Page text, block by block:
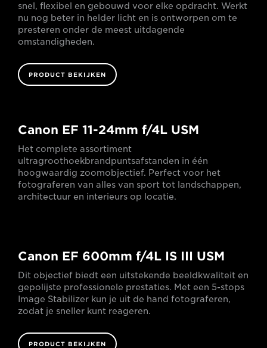
snel, flexibel en gebouwd voor elke opdracht. Werkt
nu nog beter in helder licht en is ontworpen om te
presteren onder de meest uitdagende
omstandigheden.
PRODUCT BEKIJKEN
Canon EF 11-24mm f/4L USM
Het complete assortiment
ultragroothoekbrandpuntsafstanden in één
hoogwaardig zoomobjectief. Perfect voor het
fotograferen van alles van sport tot landschappen,
architectuur en interieurs op locatie.
Canon EF 600mm f/4L IS III USM
Dit objectief biedt een uitstekende beeldkwaliteit en
gepolijste professionele prestaties. Met een 5-stops
Image Stabilizer kun je uit de hand fotograferen,
zodat je sneller kunt reageren.
PRODUCT BEKIJKEN